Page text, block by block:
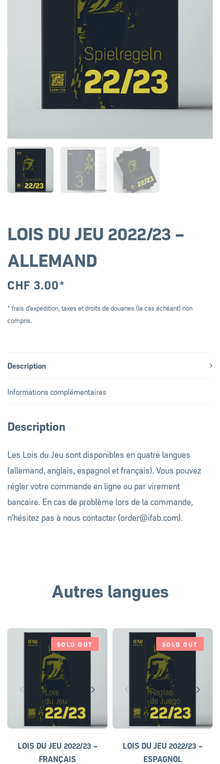
LOIS DU JEU 2022/23 –
ALLEMAND
CHF 3.00*
* frais d’expédition, taxes et droits de douanes (le cas échéant) non
compris.
Description
Informations complémentaires
Description
Les Lois du Jeu sont disponibles en quatre langues
(allemand, anglais, espagnol et français). Vous pouvez
régler votre commande en ligne ou par virement
bancaire. En cas de problème lors de la commande,
n’hésitez pas à nous contacter (order@ifab.com).
Autres langues
SOLD OUT
LOIS DU JEU 2022/23 –
FRANÇAIS
SOLD OUT
LOIS DU JEU 2022/23 –
ESPAGNOL